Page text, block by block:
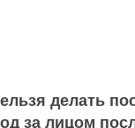
делать
за лицом